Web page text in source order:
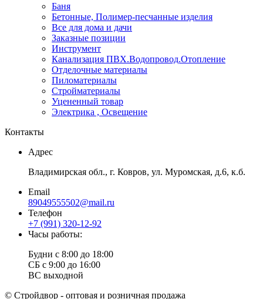
Баня
Бетонные, Полимер-песчанные изделия
Все для дома и дачи
Заказные позиции
Инструмент
Канализация ПВХ.Водопровод.Отопление
Отделочные материалы
Пиломатериалы
Стройматериалы
Уцененный товар
Электрика , Освещение
Контакты
Адрес
Владимирская обл., г. Ковров, ул. Муромская, д.6, к.б.
Email
89049555502@mail.ru
Телефон
+7 (991) 320-12-92
Часы работы:
Будни с 8:00 до 18:00
СБ с 9:00 до 16:00
ВС выходной
© Стройдвор - оптовая и розничная продажа